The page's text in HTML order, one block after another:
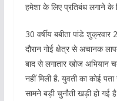
हमेशा के लिए प्रतिबंध लगाने के
30 वर्षीय बबीता पांडे
दौरान गोई क्षेत्र से अचानक
बाद से लगातार खोज अभियान
नहीं मिली है. युवती का कोई
सामने बड़ी चुनौती खड़ी हो गई